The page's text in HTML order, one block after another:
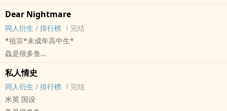
BL - 短篇 - 完结
Dear Nightmare
同人衍生 / 排行榜
完结
*祖宗*未成年高中生*
鱻是很多鱼
BL - 短篇 - 完结
私人情史
同人衍生 / 排行榜
完结
米英 国设